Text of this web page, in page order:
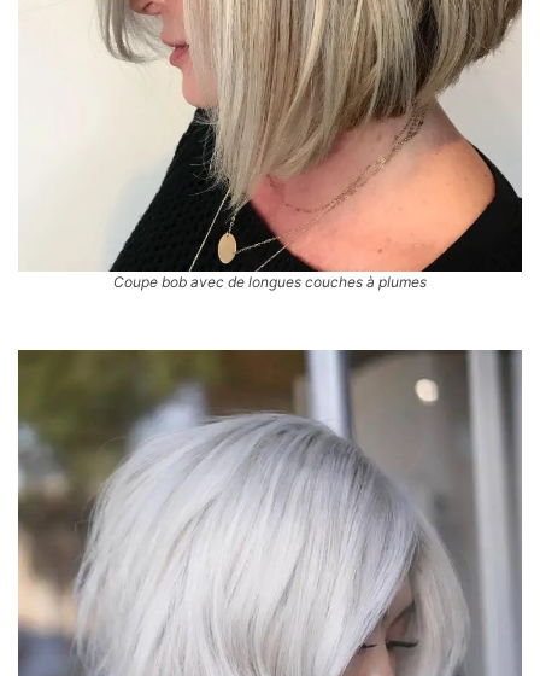
Coupe bob avec de longues couches à plumes